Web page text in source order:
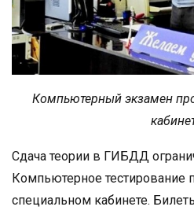
Компьютерный экзамен
Сдача теории в ГИБДД
Компьютерное тестирование
специальном кабинете.